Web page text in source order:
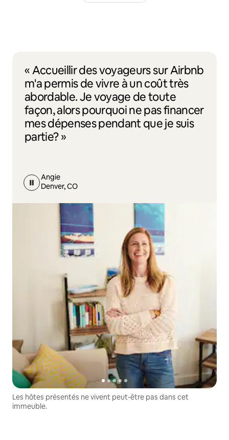
« Accueillir des voyageurs sur Airbnb
m'a permis de vivre à un coût très
abordable. Je voyage de toute
façon, alors pourquoi ne pas financer
mes dépenses pendant que je suis
partie? »
Angie
Denver, CO
Les hôtes présentés ne vivent peut-être pas dans cet
immeuble.